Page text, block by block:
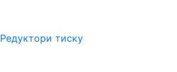
Редуктори тиску